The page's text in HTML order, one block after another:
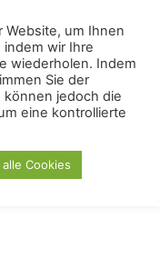
um Ihnen
wir Ihre
wiederholen. Indem
Sie der
können jedoch die
eine kontrollierte
Cookies